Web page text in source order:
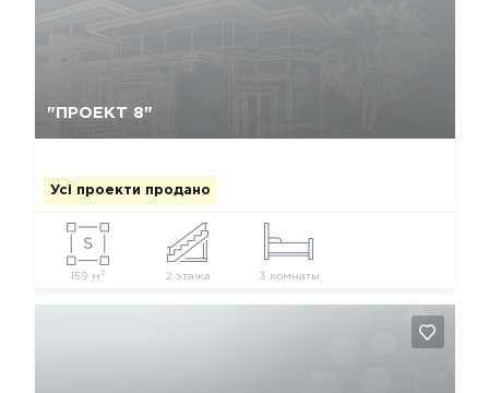
"ПРОЕКТ 8"
Усі проекти продано
159 м 2 2 этажа 3 комнаты